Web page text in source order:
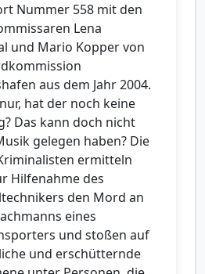
Nummer 558 mit den
Lena
und Mario Kopper von
aus dem Jahr 2004.
hat der noch keine
Das kann doch nicht
gelegen haben? Die
ermitteln
Hilfenahme des
den Mord an
eines
und stoßen auf
und erschütternde